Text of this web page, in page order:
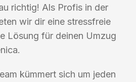
richtig! Als Profis in der
wir dir eine stressfreie
Lösung für deinen Umzug
kümmert sich um jeden